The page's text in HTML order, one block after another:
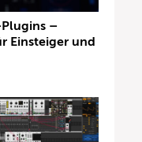
Plugins –
Einsteiger und